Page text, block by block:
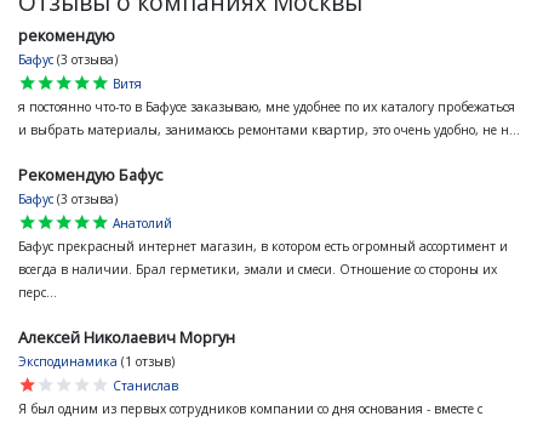
рекомендую
Бафус (3 отзыва)
star
star
star
star
star
Витя
я постоянно что-то в Бафусе заказываю, мне удобнее по их каталогу пробежаться
и выбрать материалы, занимаюсь ремонтами квартир, это очень удобно, не н...
Рекомендую Бафус
Бафус (3 отзыва)
star
star
star
star
star
Анатолий
Бафус прекрасный интернет магазин, в котором есть огромный ассортимент и
всегда в наличии. Брал герметики, эмали и смеси. Отношение со стороны их
перс...
Алексей Николаевич Моргун
Эксподинамика (1 отзыв)
star
star
star
star
star
Станислав
Я был одним из первых сотрудников компании со дня основания - вместе с